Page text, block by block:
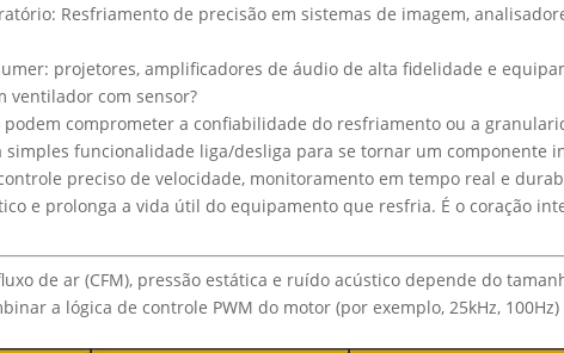
Resfriamento de precisão em sistemas de imagem,
projetores, amplificadores de áudio de alta fidelidade e
ventilador com sensor?
comprometer a confiabilidade do resfriamento ou a
simples funcionalidade liga/desliga para se tornar um componente
preciso de velocidade, monitoramento em tempo real e
e prolonga a vida útil do equipamento que resfria. É o coração
de ar (CFM), pressão estática e ruído acústico depende do
a lógica de controle PWM do motor (por exemplo, 25kHz,